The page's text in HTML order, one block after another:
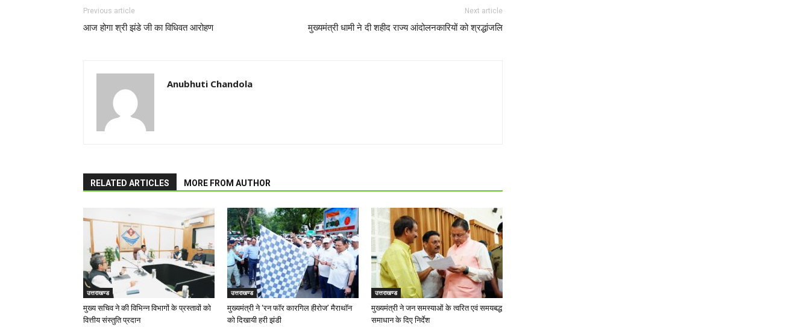
Previous article
आज होगा श्री झंडे जी का विधिवत आरोहण
Next article
मुख्यमंत्री धामी ने दी शहीद राज्य आंदोलनकारियों को श्रद्धांजलि
Anubhuti Chandola
RELATED ARTICLES MORE FROM AUTHOR
उत्तराखण्ड
मुख्य सचिव ने की विभिन्न विभागों के प्रस्तावों को
वित्तीय संस्तुति प्रदान
उत्तराखण्ड
मुख्यमंत्री ने ‘रन फॉर कारगिल हीरोज’ मैराथॉन
को दिखायी हरी झंडी
उत्तराखण्ड
मुख्यमंत्री ने जन समस्याओं के त्वरित एवं समयबद्ध
समाधान के दिए निर्देश